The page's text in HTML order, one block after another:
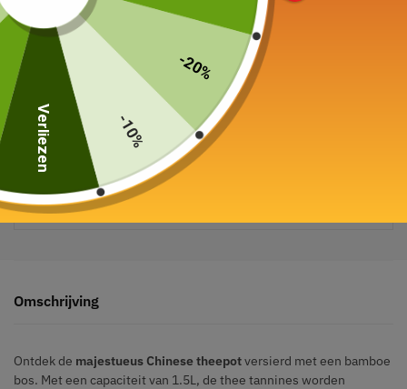
Veilige betaling gegarandeerd
Omschrijving
Ontdek de majestueus Chinese theepotversierd met een bamboe
bos. Met een capaciteit van 1.5L, de thee tannines worden
-20%
-10%
Verliezen